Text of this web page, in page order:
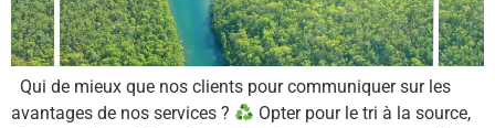
Qui de mieux que nos clients pour communiquer sur les
avantages de nos services ?
Opter pour le tri à la source,